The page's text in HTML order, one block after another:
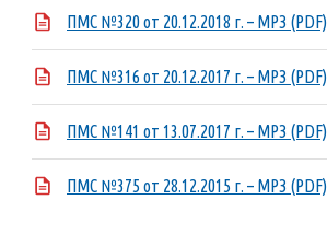
ПМС №320 от 20.12.2018 г. – МРЗ (PDF)
ПМС №316 от 20.12.2017 г. – МРЗ (PDF)
ПМС №141 от 13.07.2017 г. – МРЗ (PDF)
ПМС №375 от 28.12.2015 г. – МРЗ (PDF)